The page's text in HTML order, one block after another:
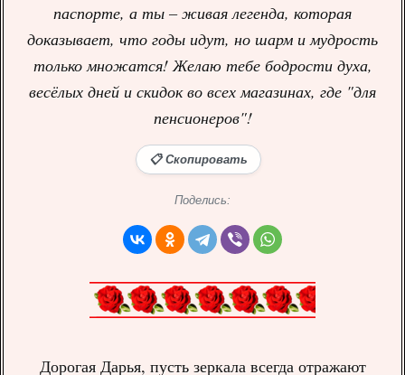
паспорте, а ты – живая легенда, которая
доказывает, что годы идут, но шарм и мудрость
только множатся! Желаю тебе бодрости духа,
весёлых дней и скидок во всех магазинах, где "для
пенсионеров"!
📋 Скопировать
Поделись:
Дорогая Дарья, пусть зеркала всегда отражают